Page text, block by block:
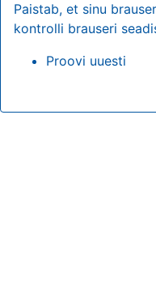
Paistab, et sinu
kontrolli brauseri
Proovi uuesti